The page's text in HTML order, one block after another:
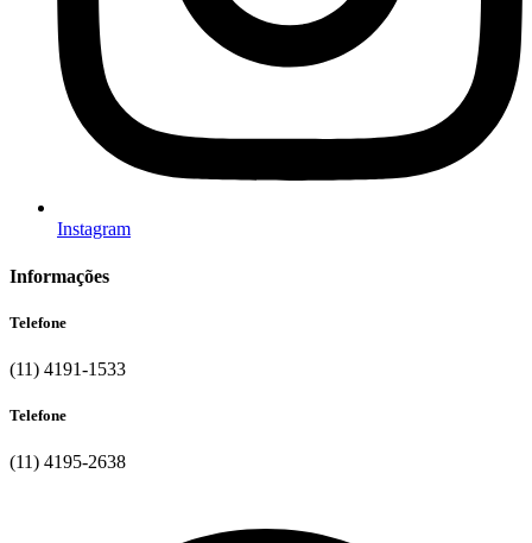
Instagram
Informações
Telefone
(11) 4191-1533
Telefone
(11) 4195-2638